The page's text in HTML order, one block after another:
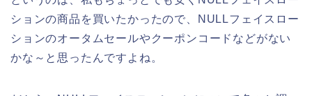
ションの商品を買いたかったので、NULLフェイスロー
ションのオータムセールやクーポンコードなどがない
かな～と思ったんですよね。